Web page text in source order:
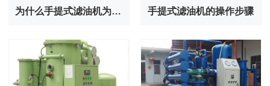
为什么手提式滤油机为什么受欢迎？ 手提式滤油机的操作步骤